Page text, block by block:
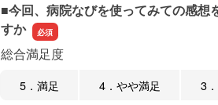
■今回、病院なびを使ってみての感想
すか
総合満足度
5．満足 4．やや満足 3